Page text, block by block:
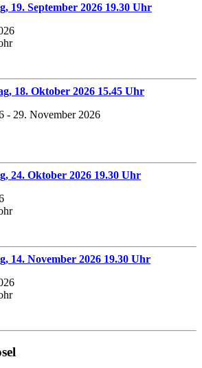
19. September 2026 19.30 Uhr
18. Oktober 2026 15.45 Uhr
- 29. November 2026
24. Oktober 2026 19.30 Uhr
14. November 2026 19.30 Uhr